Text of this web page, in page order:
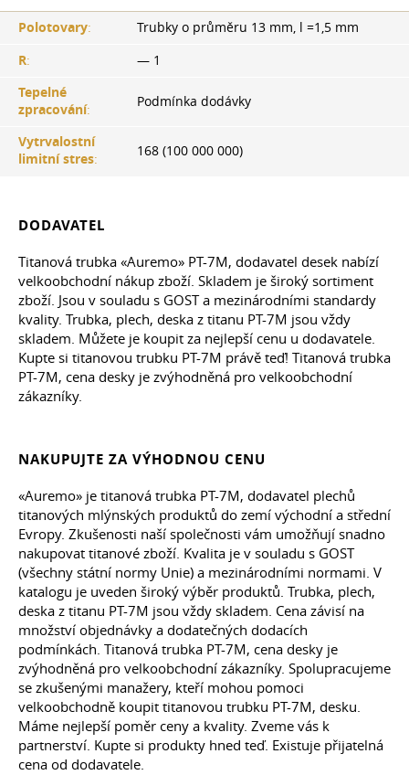
Polotovary:
Trubky o průměru 13 mm, l =1,5 mm
R:
— 1
Tepelné
zpracování:
Podmínka dodávky
Vytrvalostní
limitní stres:
168 (100 000 000)
DODAVATEL
Titanová trubka «Auremo» PT-7M, dodavatel desek nabízí
velkoobchodní nákup zboží. Skladem je široký sortiment
zboží. Jsou v souladu s GOST a mezinárodními standardy
kvality. Trubka, plech, deska z titanu PT-7M jsou vždy
skladem. Můžete je koupit za nejlepší cenu u dodavatele.
Kupte si titanovou trubku PT-7M právě teď! Titanová trubka
PT-7M, cena desky je zvýhodněná pro velkoobchodní
zákazníky.
NAKUPUJTE ZA VÝHODNOU CENU
«Auremo» je titanová trubka PT-7M, dodavatel plechů
titanových mlýnských produktů do zemí východní a střední
Evropy. Zkušenosti naší společnosti vám umožňují snadno
nakupovat titanové zboží. Kvalita je v souladu s GOST
(všechny státní normy Unie) a mezinárodními normami. V
katalogu je uveden široký výběr produktů. Trubka, plech,
deska z titanu PT-7M jsou vždy skladem. Cena závisí na
množství objednávky a dodatečných dodacích
podmínkách. Titanová trubka PT-7M, cena desky je
zvýhodněná pro velkoobchodní zákazníky. Spolupracujeme
se zkušenými manažery, kteří mohou pomoci
velkoobchodně koupit titanovou trubku PT-7M, desku.
Máme nejlepší poměr ceny a kvality. Zveme vás k
partnerství. Kupte si produkty hned teď. Existuje přijatelná
cena od dodavatele.